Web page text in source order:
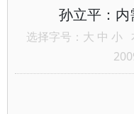
孙立平：内
选择字号： 大 中 小